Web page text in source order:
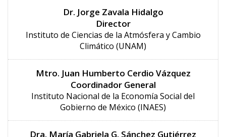
Dr. Jorge Zavala Hidalgo
Director
Instituto de Ciencias de la Atmósfera y Cambio
Climático (UNAM)
Mtro. Juan Humberto Cerdio Vázquez
Coordinador General
Instituto Nacional de la Economía Social del
Gobierno de México (INAES)
Dra. María Gabriela G. Sánchez Gutiérrez